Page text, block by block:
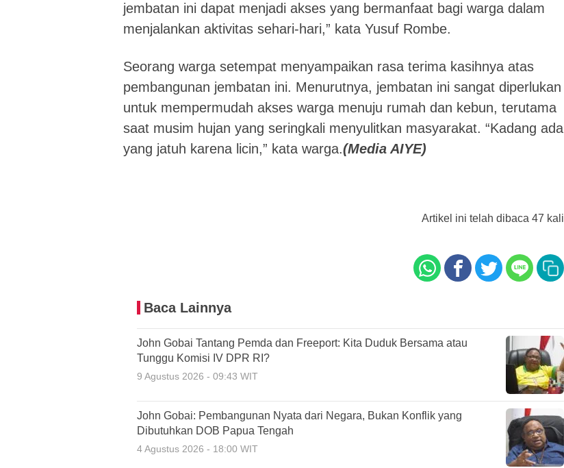
jembatan ini dapat menjadi akses yang bermanfaat bagi warga dalam
menjalankan aktivitas sehari-hari,” kata Yusuf Rombe.
Seorang warga setempat menyampaikan rasa terima kasihnya atas
pembangunan jembatan ini. Menurutnya, jembatan ini sangat diperlukan
untuk mempermudah akses warga menuju rumah dan kebun, terutama
saat musim hujan yang seringkali menyulitkan masyarakat. “Kadang ada
yang jatuh karena licin,” kata warga.(Media AIYE)
Artikel ini telah dibaca 47 kali
Baca Lainnya
John Gobai Tantang Pemda dan Freeport: Kita Duduk Bersama atau
Tunggu Komisi IV DPR RI?
9 Agustus 2026 - 09:43 WIT
John Gobai: Pembangunan Nyata dari Negara, Bukan Konflik yang
Dibutuhkan DOB Papua Tengah
4 Agustus 2026 - 18:00 WIT